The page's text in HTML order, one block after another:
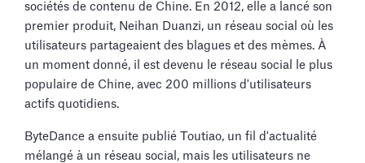
sociétés de contenu de Chine. En 2012, elle a lancé son
premier produit, Neihan Duanzi, un réseau social où les
utilisateurs partageaient des blagues et des mèmes. À
un moment donné, il est devenu le réseau social le plus
populaire de Chine, avec 200 millions d'utilisateurs
actifs quotidiens.
ByteDance a ensuite publié Toutiao, un fil d'actualité
mélangé à un réseau social, mais les utilisateurs ne